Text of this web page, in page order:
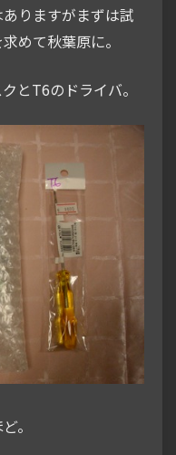
りますがまずは試
めて秋葉原に。
とT6のドライバ。
。